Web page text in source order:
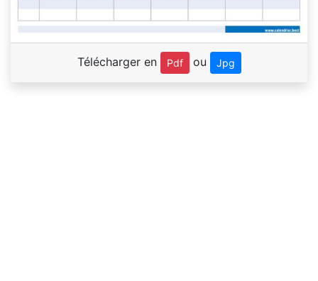
Télécharger en Pdf ou Jpg